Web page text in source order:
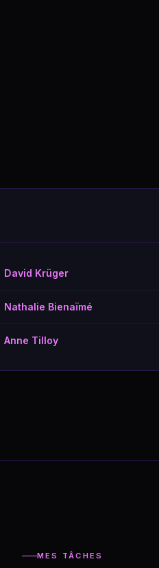
David Krüger
Nathalie Bienaïmé
Anne Tilloy
MES TÂCHES